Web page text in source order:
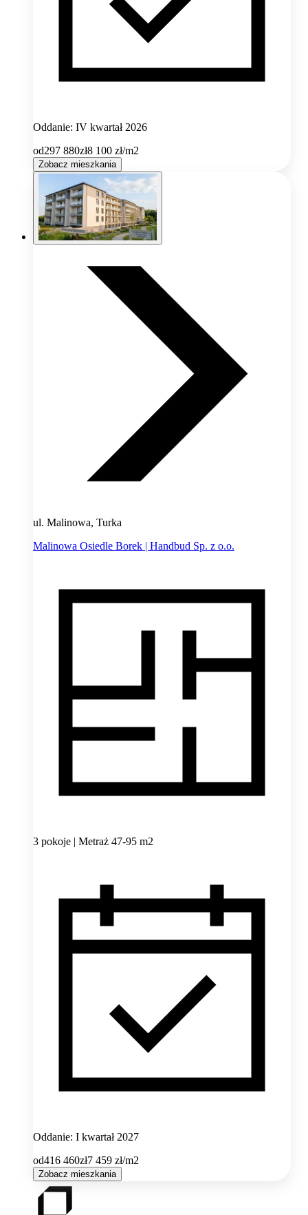
Oddanie: IV kwartał 2026
od297 880zł8 100 zł/m2
Zobacz mieszkania
ul. Malinowa, Turka
Malinowa Osiedle Borek | Handbud Sp. z o.o.
3 pokoje | Metraż 47-95 m2
Oddanie: I kwartał 2027
od416 460zł7 459 zł/m2
Zobacz mieszkania